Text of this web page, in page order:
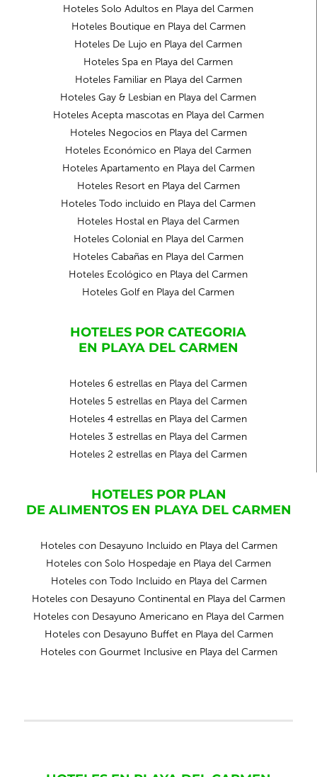
Hoteles Solo Adultos en Playa del Carmen
Hoteles Boutique en Playa del Carmen
Hoteles De Lujo en Playa del Carmen
Hoteles Spa en Playa del Carmen
Hoteles Familiar en Playa del Carmen
Hoteles Gay & Lesbian en Playa del Carmen
Hoteles Acepta mascotas en Playa del Carmen
Hoteles Negocios en Playa del Carmen
Hoteles Económico en Playa del Carmen
Hoteles Apartamento en Playa del Carmen
Hoteles Resort en Playa del Carmen
Hoteles Todo incluido en Playa del Carmen
Hoteles Hostal en Playa del Carmen
Hoteles Colonial en Playa del Carmen
Hoteles Cabañas en Playa del Carmen
Hoteles Ecológico en Playa del Carmen
Hoteles Golf en Playa del Carmen
HOTELES POR CATEGORIA
EN PLAYA DEL CARMEN
Hoteles 6 estrellas en Playa del Carmen
Hoteles 5 estrellas en Playa del Carmen
Hoteles 4 estrellas en Playa del Carmen
Hoteles 3 estrellas en Playa del Carmen
Hoteles 2 estrellas en Playa del Carmen
HOTELES POR PLAN
DE ALIMENTOS EN PLAYA DEL CARMEN
Hoteles con Desayuno Incluido en Playa del Carmen
Hoteles con Solo Hospedaje en Playa del Carmen
Hoteles con Todo Incluido en Playa del Carmen
Hoteles con Desayuno Continental en Playa del Carmen
Hoteles con Desayuno Americano en Playa del Carmen
Hoteles con Desayuno Buffet en Playa del Carmen
Hoteles con Gourmet Inclusive en Playa del Carmen